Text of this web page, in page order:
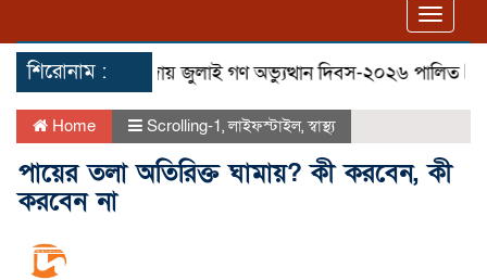
শিরোনাম :
তেরখাদায় জুলাই গণ অভ্যুত্থান দিবস-২০২৬ পালিত
Home Scrolling-1,লাইফস্টাইল,স্বাস্থ্য
পায়ের তলা অতিরিক্ত ঘামায়? কী করবেন, কী
করবেন না